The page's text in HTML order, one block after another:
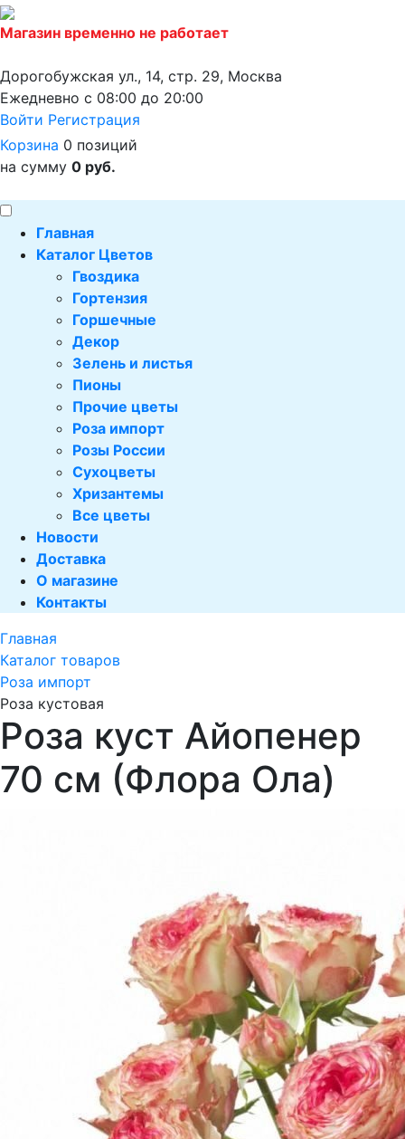
Магазин временно не работает
Дорогобужская ул., 14, стр. 29, Москва
Ежедневно с 08:00 до 20:00
Войти Регистрация
Корзина 0 позиций
на сумму 0 руб.
Главная
Каталог Цветов
Гвоздика
Гортензия
Горшечные
Декор
Зелень и листья
Пионы
Прочие цветы
Роза импорт
Розы России
Сухоцветы
Хризантемы
Все цветы
Новости
Доставка
О магазине
Контакты
Главная
Каталог товаров
Роза импорт
Роза кустовая
Роза куст Айопенер
70 см (Флора Ола)